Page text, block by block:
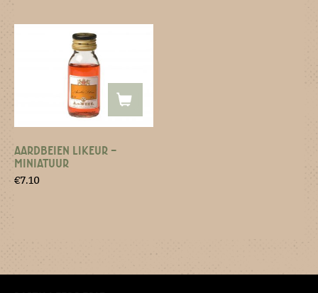
AARDBEIEN LIKEUR –
MINIATUUR
€7.10